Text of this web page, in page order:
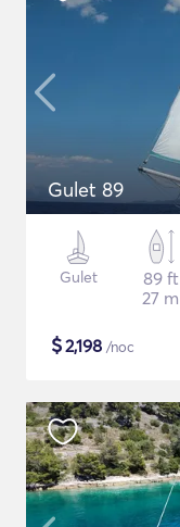
Gulet 89
Gulet
89 ft
27 m
$2,198 /noc